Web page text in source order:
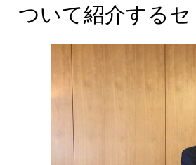
ついて紹介する